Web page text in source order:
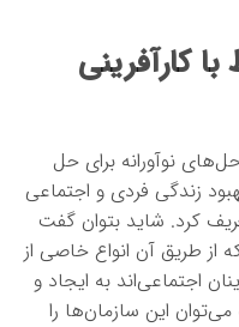
کارآفرینی
نوآورانه برای حل
زندگی فردی و اجتماعی
کرد. شاید بتوان گفت
از طریق آن انواع خاصی از
اجتماعی‌اند به ایجاد و
این سازمان‌ها را